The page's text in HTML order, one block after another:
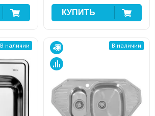
В наличии В наличии